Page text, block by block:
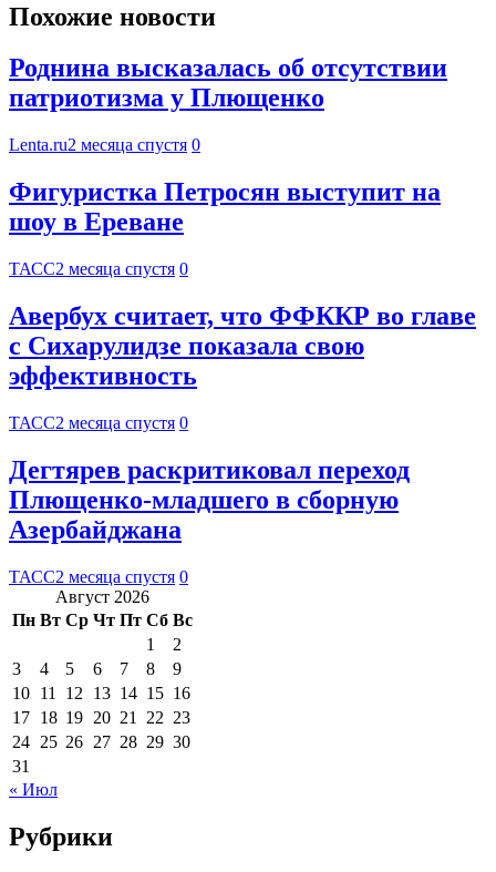
Похожие новости
Роднина высказалась об отсутствии
патриотизма у Плющенко
Lenta.ru2 месяца спустя 0
Фигуристка Петросян выступит на
шоу в Ереване
ТАСС2 месяца спустя 0
Авербух считает, что ФФККР во главе
с Сихарулидзе показала свою
эффективность
ТАСС2 месяца спустя 0
Дегтярев раскритиковал переход
Плющенко-младшего в сборную
Азербайджана
ТАСС2 месяца спустя 0
Август 2026
Пн Вт Ср Чт Пт Сб Вс
1
2
3
4 5 6 7 8
9
10 11 12 13 14 15 16
17 18 19 20 21 22 23
24 25 26 27 28 29 30
31
« Июл
Рубрики